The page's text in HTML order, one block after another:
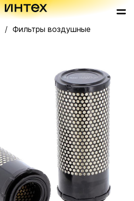
Фильтры воздушные